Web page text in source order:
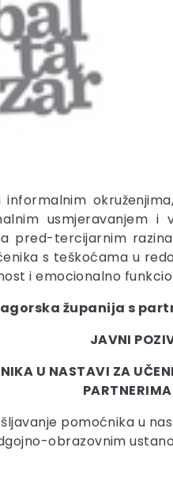
usmjeravanjem i
pred-tercijarnim
s teškoćama u
i emocionalno
županija s
JAVNI
U NASTAVI ZA
pomoćnika u
obrazovnim